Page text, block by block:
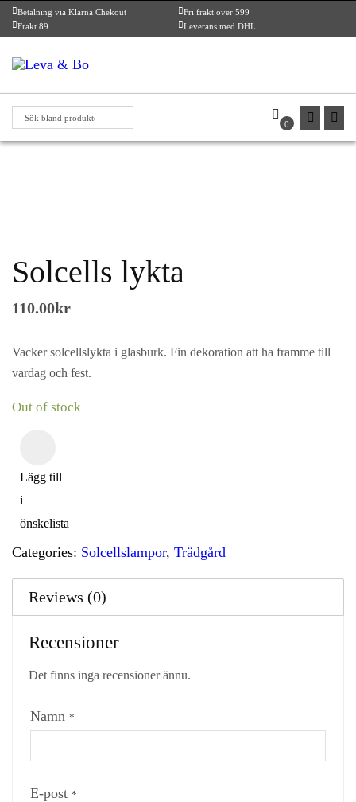
Betalning via Klarna Chekout
Fri frakt över 599
Frakt 89
Leverans med DHL
0
Solcells lykta
110.00kr
Vacker solcellslykta i glasburk. Fin dekoration att ha framme till
vardag och fest.
Out of stock
Lägg till
i
önskelista
Categories: Solcellslampor, Trädgård
Reviews (0)
Recensioner
Det finns inga recensioner ännu.
Namn *
E-post *